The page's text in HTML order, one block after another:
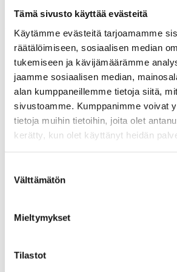
Tämä sivusto käyttää evästeitä
Käytämme evästeitä tarjoamamme
räätälöimiseen, sosiaalisen median
tukemiseen ja kävijämäärämme
jaamme sosiaalisen median,
alan kumppaneillemme tietoja siitä,
sivustoamme. Kumppanimme voivat
tietoja muihin tietoihin, joita olet
kerätty, kun olet käyttänyt heidän
valinta
Välttämätön
Mieltymykset
Tilastot
2026
2025
2024
2023
2022
2018